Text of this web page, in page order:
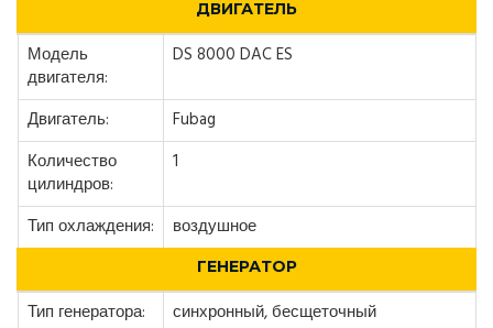
ДВИГАТЕЛЬ
Модель
двигателя:
DS 8000 DAC ES
Двигатель:
Fubag
Количество
цилиндров:
1
Тип охлаждения: воздушное
ГЕНЕРАТОР
Тип генератора:
синхронный, бесщеточный